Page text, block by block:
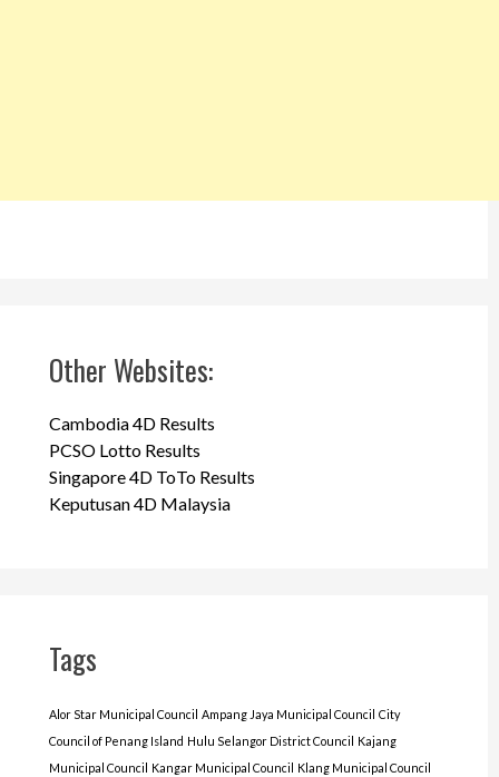
Other Websites:
Cambodia 4D Results
PCSO Lotto Results
Singapore 4D ToTo Results
Keputusan 4D Malaysia
Tags
Alor Star Municipal Council Ampang Jaya Municipal Council City
Council of Penang Island Hulu Selangor District Council Kajang
Municipal Council Kangar Municipal Council Klang Municipal Council